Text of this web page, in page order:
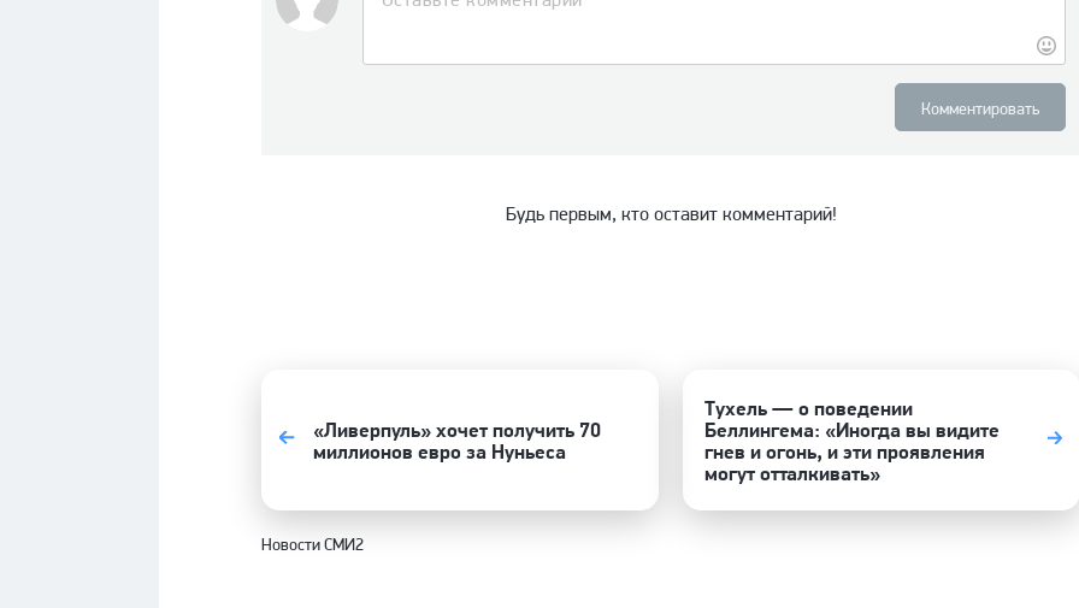
Комментировать
Будь первым, кто оставит комментарий!
«Ливерпуль» хочет получить 70
миллионов евро за Нуньеса
Тухель — о поведении
Беллингема: «Иногда вы видите
гнев и огонь, и эти проявления
могут отталкивать»
Новости СМИ2